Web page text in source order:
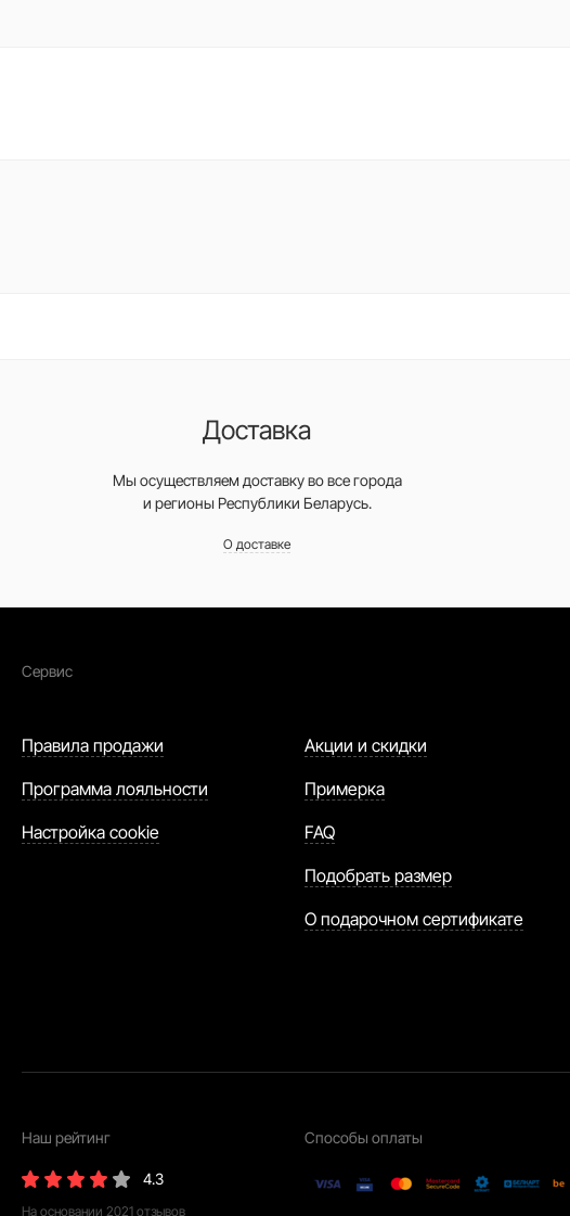
Доставка
Мы осуществляем доставку во все города
и регионы Республики Беларусь.
О доставке
Сервис
Правила продажи
Программа лояльности
Настройка cookie
Акции и скидки
Примерка
FAQ
Подобрать размер
О подарочном сертификате
Наш рейтинг
4.3
На основании 2021 отзывов
Способы оплаты